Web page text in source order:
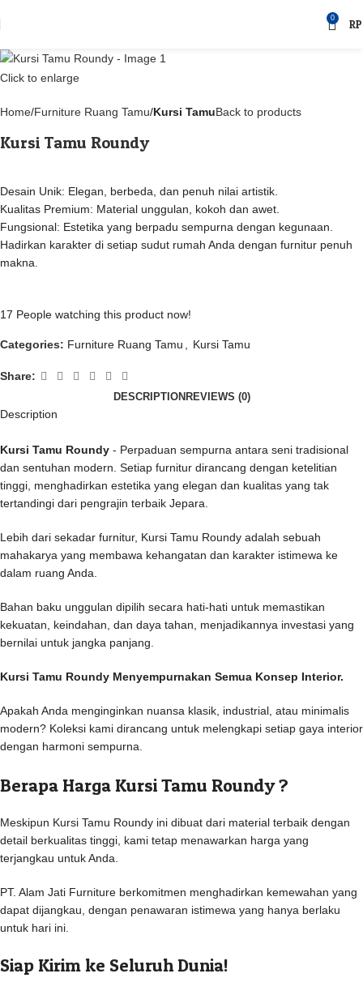
0 RP
Click to enlarge
Home Furniture Ruang Tamu Kursi TamuBack to products
Kursi Tamu Roundy
Desain Unik: Elegan, berbeda, dan penuh nilai artistik.
Kualitas Premium: Material unggulan, kokoh dan awet.
Fungsional: Estetika yang berpadu sempurna dengan kegunaan.
Hadirkan karakter di setiap sudut rumah Anda dengan furnitur penuh
makna.
17 People watching this product now!
Categories: Furniture Ruang Tamu Kursi Tamu
Share:
DESCRIPTIONREVIEWS (0)
Description
Kursi Tamu Roundy - Perpaduan sempurna antara seni tradisional
dan sentuhan modern. Setiap furnitur dirancang dengan ketelitian
tinggi, menghadirkan estetika yang elegan dan kualitas yang tak
tertandingi dari pengrajin terbaik Jepara.
Lebih dari sekadar furnitur, Kursi Tamu Roundy adalah sebuah
mahakarya yang membawa kehangatan dan karakter istimewa ke
dalam ruang Anda.
Bahan baku unggulan dipilih secara hati-hati untuk memastikan
kekuatan, keindahan, dan daya tahan, menjadikannya investasi yang
bernilai untuk jangka panjang.
Kursi Tamu Roundy Menyempurnakan Semua Konsep Interior.
Apakah Anda menginginkan nuansa klasik, industrial, atau minimalis
modern? Koleksi kami dirancang untuk melengkapi setiap gaya interior
dengan harmoni sempurna.
Berapa Harga Kursi Tamu Roundy ?
Meskipun Kursi Tamu Roundy ini dibuat dari material terbaik dengan
detail berkualitas tinggi, kami tetap menawarkan harga yang
terjangkau untuk Anda.
PT. Alam Jati Furniture berkomitmen menghadirkan kemewahan yang
dapat dijangkau, dengan penawaran istimewa yang hanya berlaku
untuk hari ini.
Siap Kirim ke Seluruh Dunia!